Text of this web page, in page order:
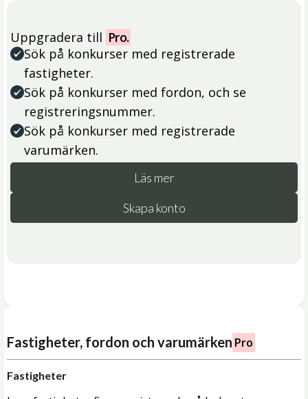
Uppgradera till Pro.
Sök på konkurser med registrerade
fastigheter.
Sök på konkurser med fordon, och se
registreringsnummer.
Sök på konkurser med registrerade
varumärken.
Läs mer
Skapa konto
Fastigheter, fordon och varumärken Pro
Fastigheter